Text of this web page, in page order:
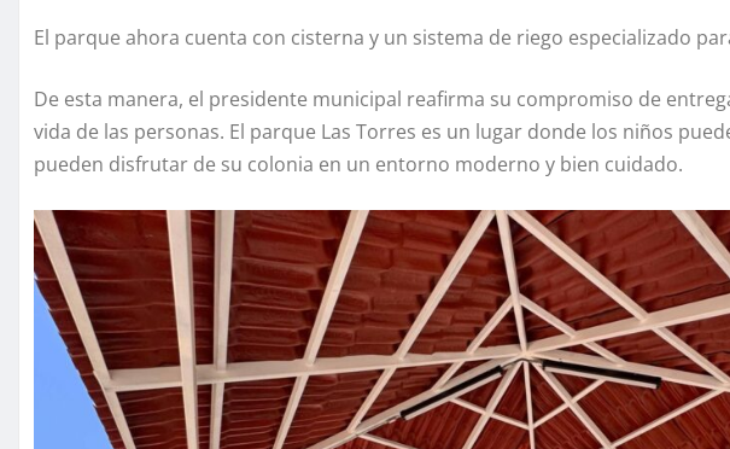
El parque ahora cuenta con cisterna y un sistema de riego especializado
De esta manera, el presidente municipal reafirma su compromiso de
vida de las personas. El parque Las Torres es un lugar donde los niños
pueden disfrutar de su colonia en un entorno moderno y bien cuidado.